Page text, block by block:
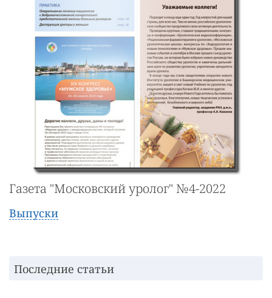
Газета "Московский уролог" №4-2022
Выпуски
Последние статьи